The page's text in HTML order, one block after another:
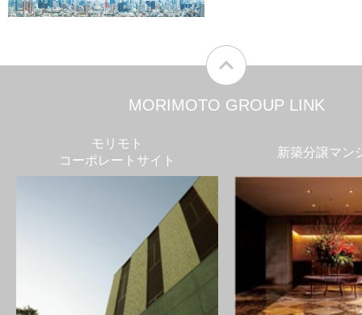
MORIMOTO GROUP LINK
モリモト
コーポレートサイト
新築分譲マン